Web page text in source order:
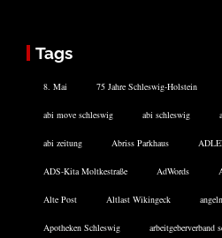
Tags
8. Mai 75 Jahre Schleswig-Holstein
abi move schleswig abi schleswig
abi zeitung Abriss Parkhaus
ADS-Kita Moltkestraße AdWords
Alte Post Altlast Wikingeck
Apotheken Schleswig arbeitgeberverband